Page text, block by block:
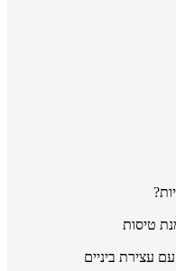
טיסות
עצירת ביניים